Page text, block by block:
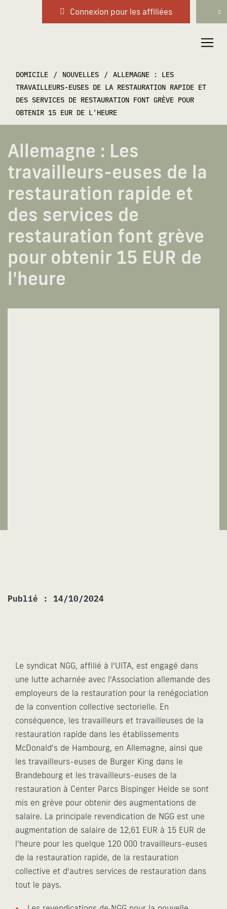
Connexion pour les affiliées
DOMICILE / NOUVELLES / ALLEMAGNE : LES
TRAVAILLEURS-EUSES DE LA RESTAURATION RAPIDE ET
DES SERVICES DE RESTAURATION FONT GRÈVE POUR
OBTENIR 15 EUR DE L'HEURE
Allemagne : Les
travailleurs-euses de la
restauration rapide et
des services de
restauration font grève
pour obtenir 15 EUR de
l'heure
Publié : 14/10/2024
Le syndicat NGG, affilié à l'UITA, est engagé dans
une lutte acharnée avec l'Association allemande des
employeurs de la restauration pour la renégociation
de la convention collective sectorielle. En
conséquence, les travailleurs et travailleuses de la
restauration rapide dans les établissements
McDonald's de Hambourg, en Allemagne, ainsi que
les travailleurs-euses de Burger King dans le
Brandebourg et les travailleurs-euses de la
restauration à Center Parcs Bispinger Heide se sont
mis en grève pour obtenir des augmentations de
salaire. La principale revendication de NGG est une
augmentation de salaire de 12,61 EUR à 15 EUR de
l'heure pour les quelque 120 000 travailleurs-euses
de la restauration rapide, de la restauration
collective et d'autres services de restauration dans
tout le pays.